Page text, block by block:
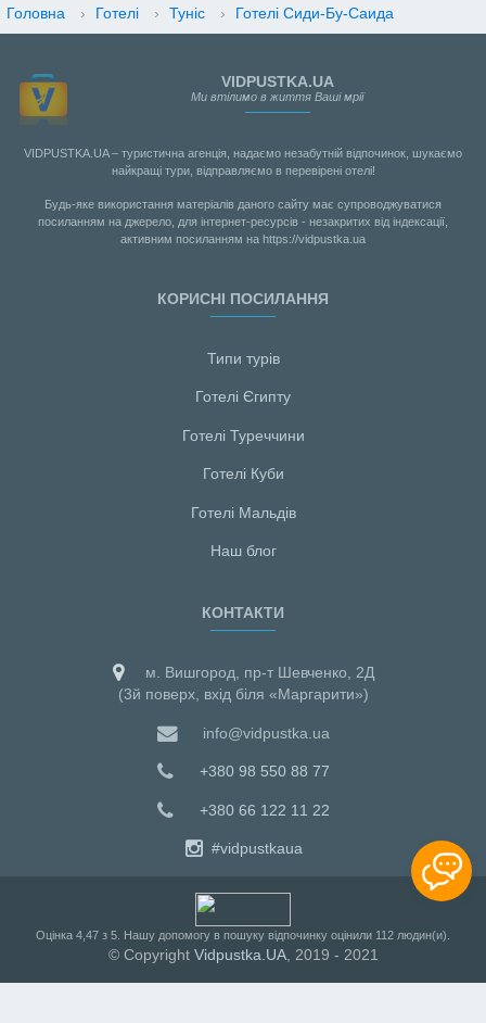
Головна › Готелі › Туніс › Готелі Сиди-Бу-Саида
VIDPUSTKA.UA
Ми втілимо в життя Ваші мрії
VIDPUSTKA.UA – туристична агенція, надаємо незабутній відпочинок, шукаємо
найкращі тури, відправляємо в перевірені отелі!
Будь-яке використання матеріалів даного сайту має супроводжуватися
посиланням на джерело, для інтернет-ресурсів - незакритих від індексації,
активним посиланням на https://vidpustka.ua
КОРИСНІ ПОСИЛАННЯ
Типи турів
Готелі Єгипту
Готелі Туреччини
Готелі Куби
Готелі Мальдiв
Наш блог
КОНТАКТИ
м. Вишгород, пр-т Шевченко, 2Д
(3й поверх, вхід біля «Маргарити»)
info@vidpustka.ua
+380 98 550 88 77
+380 66 122 11 22
#vidpustkaua
Оцiнка 4,47 з 5 . Нашу допомогу в пошуку відпочинку оцінили 112 людин(и).
© Copyright Vidpustka.UA, 2019 - 2021